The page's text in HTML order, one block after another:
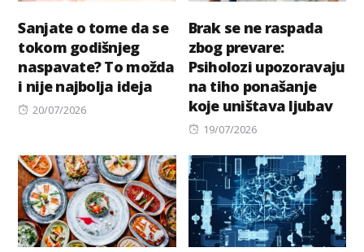
Sanjate o tome da se
tokom godišnjeg
naspavate? To možda
i nije najbolja ideja
Posted
20/07/2026
Brak se ne raspada
zbog prevare:
Psiholozi upozoravaju
na tiho ponašanje
koje uništava ljubav
Posted
19/07/2026